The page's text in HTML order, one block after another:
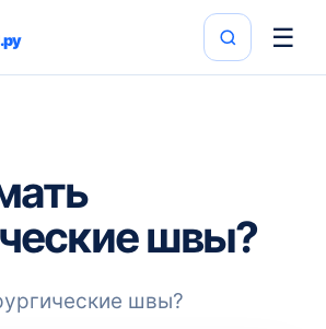
.ру ☰
швы?
швы?